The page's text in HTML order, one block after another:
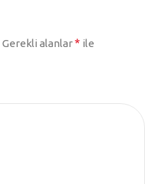
Gerekli alanlar* ile